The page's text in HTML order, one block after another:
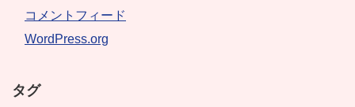
コメントフィード
WordPress.org
タグ